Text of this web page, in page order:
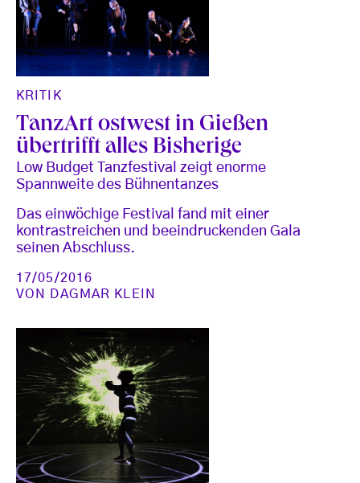
KRITIK
TanzArt ostwest in Gießen
übertrifft alles Bisherige
Low Budget Tanzfestival zeigt enorme
Spannweite des Bühnentanzes
Das einwöchige Festival fand mit einer
kontrastreichen und beeindruckenden Gala
seinen Abschluss.
17/05/2016
VON
DAGMAR KLEIN